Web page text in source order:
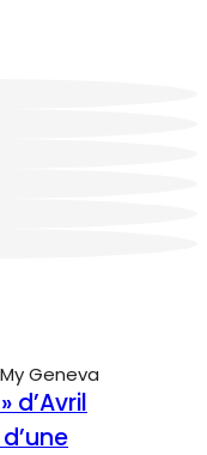
d’Avril
Geneva